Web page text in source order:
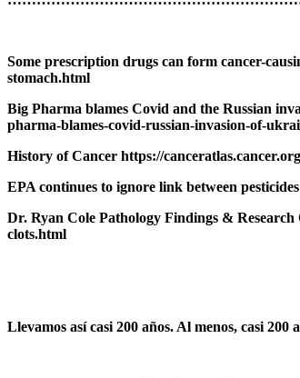
Some prescription drugs can form cancer-
stomach.html
Big Pharma blames Covid and the Russian
pharma-blames-covid-russian-invasion-of-
History of Cancer https://
EPA continues to ignore link between
Dr. Ryan Cole Pathology Findings &
clots.html
Llevamos así casi 200 años. Al menos, casi 200